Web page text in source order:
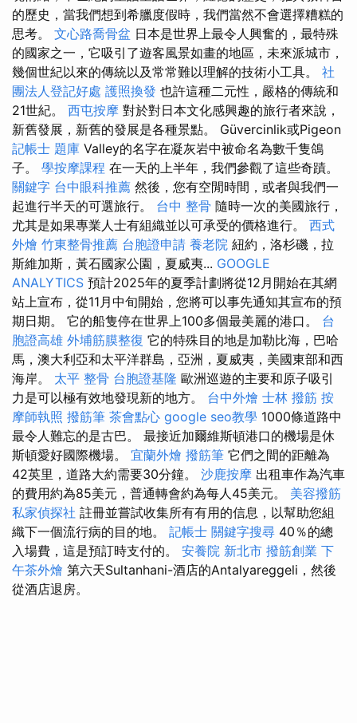
的歷史，當我們想到希臘度假時，我們當然不會選擇糟糕的
思考。 文心路喬骨盆 日本是世界上最令人興奮的，最特殊
的國家之一，它吸引了遊客風景如畫的地區，未來派城市，
幾個世紀以來的傳統以及常常難以理解的技術小工具。 社
團法人登記好處 護照換發 也許這種二元性，嚴格的傳統和
21世紀。 西屯按摩 對於對日本文化感興趣的旅行者來說，
新舊發展，新舊的發展是各種景點。 Güvercinlik或Pigeon
記帳士 題庫 Valley的名字在凝灰岩中被命名為數千隻鴿
子。 學按摩課程 在一天的上半年，我們參觀了這些奇蹟。
關鍵字 台中眼科推薦 然後，您有空閒時間，或者與我們一
起進行半天的可選旅行。 台中 整骨 隨時一次的美國旅行，
尤其是如果專業人士有組織並以可承受的價格進行。 西式
外燴 竹東整骨推薦 台胞證申請 養老院 紐約，洛杉磯，拉
斯維加斯，黃石國家公園，夏威夷... GOOGLE
ANALYTICS 預計2025年的夏季計劃將從12月開始在其網
站上宣布，從11月中旬開始，您將可以事先通知其宣布的預
期日期。 它的船隻停在世界上100多個最美麗的港口。 台
胞證高雄 外埔筋膜整復 它的特殊目的地是加勒比海，巴哈
馬，澳大利亞和太平洋群島，亞洲，夏威夷，美國東部和西
海岸。 太平 整骨 台胞證基隆 歐洲巡遊的主要和原子吸引
力是可以極有效地發現新的地方。 台中外燴 士林 撥筋 按
摩師執照 撥筋筆 茶會點心 google seo教學 1000條道路中
最令人難忘的是古巴。 最接近加爾維斯頓港口的機場是休
斯頓愛好國際機場。 宜蘭外燴 撥筋筆 它們之間的距離為
42英里，道路大約需要30分鐘。 沙鹿按摩 出租車作為汽車
的費用約為85美元，普通轉會約為每人45美元。 美容撥筋
私家偵探社 註冊並嘗試收集所有有用的信息，以幫助您組
織下一個流行病的目的地。 記帳士 關鍵字搜尋 40％的總
入場費，這是預訂時支付的。 安養院 新北市 撥筋創業 下
午茶外燴 第六天Sultanhani-酒店的Antalyareggeli，然後
從酒店退房。